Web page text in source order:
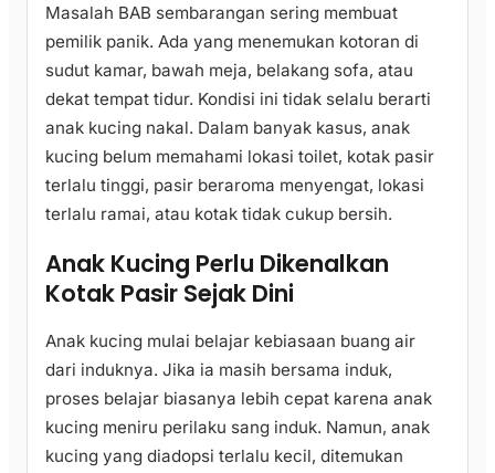
Masalah BAB sembarangan sering membuat
pemilik panik. Ada yang menemukan kotoran di
sudut kamar, bawah meja, belakang sofa, atau
dekat tempat tidur. Kondisi ini tidak selalu berarti
anak kucing nakal. Dalam banyak kasus, anak
kucing belum memahami lokasi toilet, kotak pasir
terlalu tinggi, pasir beraroma menyengat, lokasi
terlalu ramai, atau kotak tidak cukup bersih.
Anak Kucing Perlu Dikenalkan
Kotak Pasir Sejak Dini
Anak kucing mulai belajar kebiasaan buang air
dari induknya. Jika ia masih bersama induk,
proses belajar biasanya lebih cepat karena anak
kucing meniru perilaku sang induk. Namun, anak
kucing yang diadopsi terlalu kecil, ditemukan